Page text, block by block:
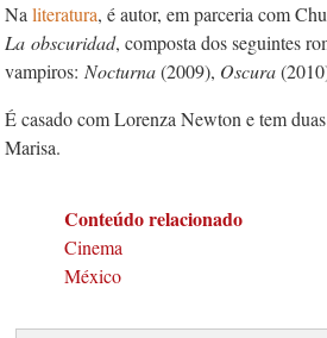
Na literatura, é autor, em parceria com
La obscuridad, composta dos seguintes
vampiros: Nocturna(2009), Oscura
É casado com Lorenza Newton e tem
Marisa.
Conteúdo relacionado
Cinema
México